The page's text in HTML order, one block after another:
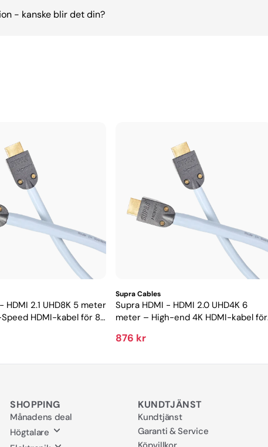
- kanske blir det din?
HDMI 2.1 UHD8K 5 meter
HDMI-kabel för 8K
Supra Cables
Supra HDMI - HDMI 2.0 UHD4K 6
meter – High-end 4K HDMI-kabel för
876 kr
SHOPPING
Månadens deal
Högtalare
KUNDTJÄNST
Kundtjänst
Garanti & Service